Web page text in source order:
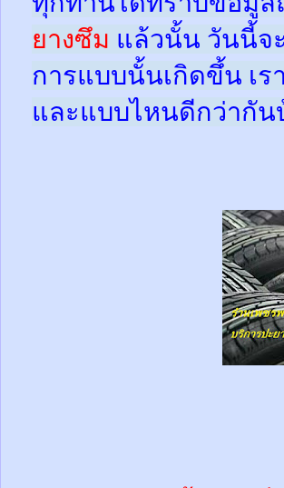
ยางซึม แล้วนั้น วันนี้จ
การแบบนั้นเกิดขึ้น เร
และแบบไหนดีกว่ากัน